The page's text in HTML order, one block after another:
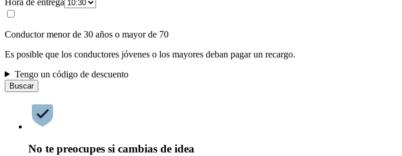
Conductor menor de 30 años o mayor de 70
Es posible que los conductores jóvenes o los mayores deban pagar un recargo.
Tengo un código de descuento
Buscar
No te preocupes si cambias de idea